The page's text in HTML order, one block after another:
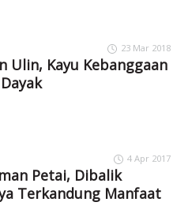
23 Mar 2018
Ulin, Kayu Kebanggaan
4 Apr 2017
Petai, Dibalik
Terkandung Manfaat